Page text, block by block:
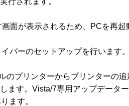
が表示されるため、PCを再起
ーのセットアップを行います
プリンターからプリンターの追
。Vista/7専用アップデーター
す。